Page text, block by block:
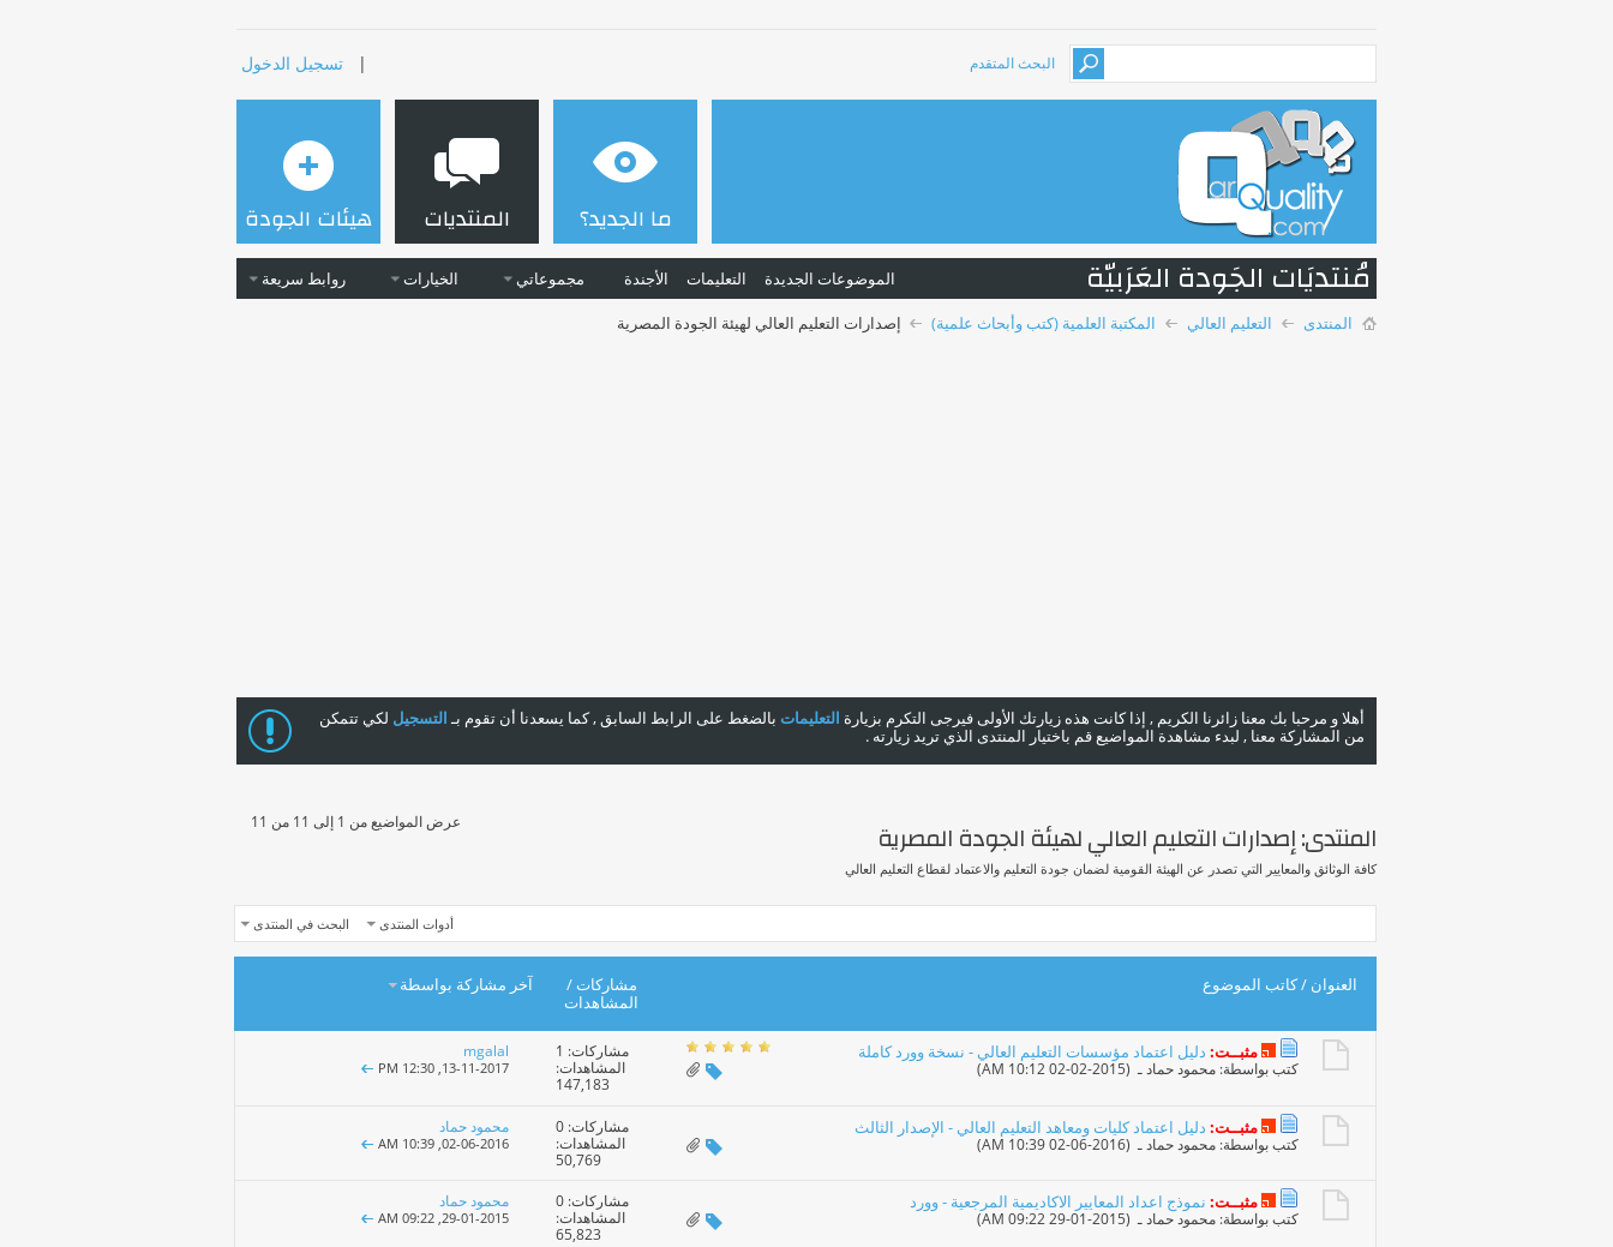
البحث المتقدم | تسجيل الدخول
ما الجديد؟ المنتديات
الموضوعات الجديدة التعليمات الأجندة مجموعاتي الخيارات روابط سريعة
هيئات الجودة
مُنتديَات الجَودة العَرَبيّة
المنتدى التعليم العالي المكتبة العلمية (كتب وأبحاث علمية) إصدارات التعليم العالي لهيئة الجودة المصرية
أهلا و مرحبا بك معنا زائرنا الكريم , إذا كانت هذه زيارتك الأولى فيرجى التكرم بزيارة التعليمات بالضغط على الرابط السابق , كما يسعدنا أن تقوم بـالتسجيل لكي تتمكن
من المشاركة معنا , لبدء مشاهدة المواضيع قم باختيار المنتدى الذي تريد زيارته .
عرض المواضيع من 1 إلى 11 من 11 المنتدى:إصدارات التعليم العالي لهيئة الجودة المصرية
كافة الوثائق والمعايير التي تصدر عن الهيئة القومية لضمان جودة التعليم والاعتماد لقطاع التعليم العالي
أدوات المنتدى البحث في المنتدى
العنوان /كاتب الموضوع مشاركات/
المشاهدات
آخر مشاركة بواسطة
مثبــت: دليل اعتماد مؤسسات التعليم العالي - نسخة وورد كاملة
كتب بواسطة: محمود حمادـ ‏ (02-02-2015 10:12 AM)
مشاركات: 1
المشاهدات:
147,183
mgalal
13-11-2017,
12:30 PM
مثبــت: دليل اعتماد كليات ومعاهد التعليم العالي - الإصدار الثالث
كتب بواسطة: محمود حمادـ ‏ (02-06-2016 10:39 AM)
مشاركات: 0
المشاهدات:
50,769
محمود حماد
02-06-2016,
10:39 AM
مثبــت: نموذج اعداد المعايير الاكاديمية المرجعية - وورد
كتب بواسطة: محمود حمادـ ‏ (29-01-2015 09:22 AM)
مشاركات: 0
المشاهدات:
65,823
محمود حماد
29-01-2015,
09:22 AM